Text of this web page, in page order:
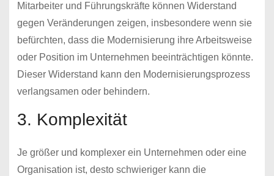
Mitarbeiter und Führungskräfte können Widerstand
gegen Veränderungen zeigen, insbesondere wenn sie
befürchten, dass die Modernisierung ihre Arbeitsweise
oder Position im Unternehmen beeinträchtigen könnte.
Dieser Widerstand kann den Modernisierungsprozess
verlangsamen oder behindern.
3. Komplexität
Je größer und komplexer ein Unternehmen oder eine
Organisation ist, desto schwieriger kann die